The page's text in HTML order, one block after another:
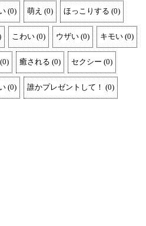
(0) 萌え (0) ほっこりする (0)
こわい (0) ウザい (0) キモい (0)
(0) 癒される (0) セクシー (0)
(0) 誰かプレゼントして！ (0)